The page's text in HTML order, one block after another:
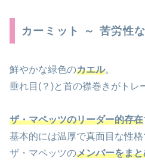
カーミット ～ 苦労性
鮮やかな緑色のカエル。
垂れ目(？)と首の襟巻きがトレ
ザ・マペッツのリーダー的存在
基本的には温厚で真面目な性
ザ・マペッツのメンバーをま